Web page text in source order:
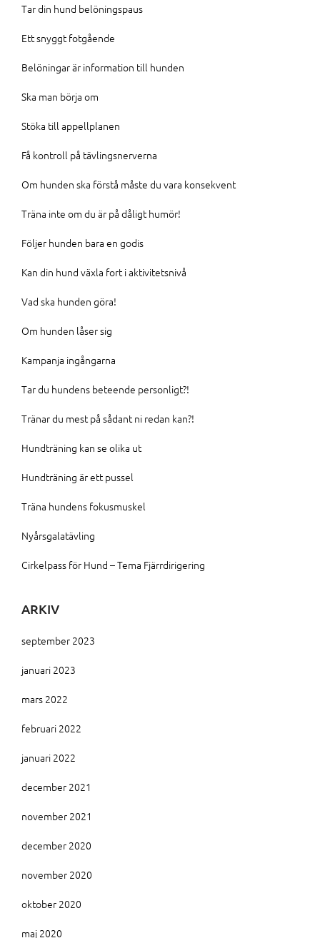
Tar din hund belöningspaus
Ett snyggt fotgående
Belöningar är information till hunden
Ska man börja om
Stöka till appellplanen
Få kontroll på tävlingsnerverna
Om hunden ska förstå måste du vara konsekvent
Träna inte om du är på dåligt humör!
Följer hunden bara en godis
Kan din hund växla fort i aktivitetsnivå
Vad ska hunden göra!
Om hunden låser sig
Kampanja ingångarna
Tar du hundens beteende personligt?!
Tränar du mest på sådant ni redan kan?!
Hundträning kan se olika ut
Hundträning är ett pussel
Träna hundens fokusmuskel
Nyårsgalatävling
Cirkelpass för Hund – Tema Fjärrdirigering
ARKIV
september 2023
januari 2023
mars 2022
februari 2022
januari 2022
december 2021
november 2021
december 2020
november 2020
oktober 2020
maj 2020